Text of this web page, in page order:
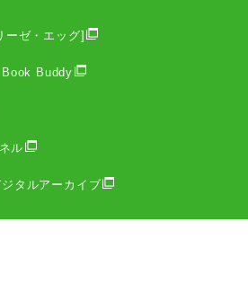
ーゼ・エッグ]
Book Buddy
ル
タルアーカイブ